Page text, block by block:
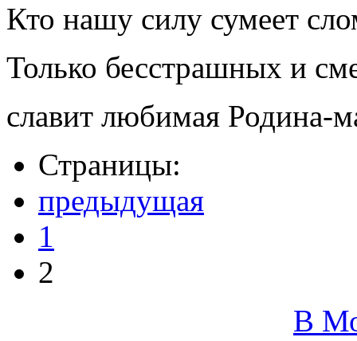
Кто нашу силу сумеет
Только бесстрашных и
славит любимая Родина-
Страницы:
предыдущая
1
2
В